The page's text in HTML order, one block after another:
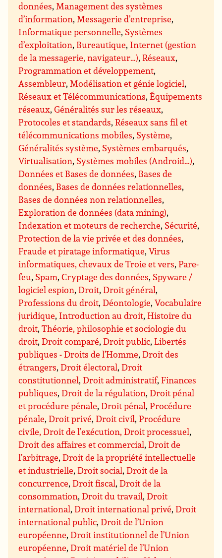
données, Management des systèmes
d’information, Messagerie d’entreprise,
Informatique personnelle, Systèmes
d’exploitation, Bureautique, Internet (gestion
de la messagerie, navigateur…),Réseaux,
Programmation et développement,
Assembleur, Modélisation et génie logiciel,
Réseaux et Télécommunications,Équipements
réseaux,Généralités sur les réseaux,
Protocoles et standards,Réseaux sans fil et
télécommunications mobiles, Système,
Généralités système, Systèmes embarqués,
Virtualisation, Systèmes mobiles (Android…),
Données et Bases de données, Bases de
données, Bases de données relationnelles,
Bases de données non relationnelles,
Exploration de données (data mining),
Indexation et moteurs de recherche, Sécurité,
Protection de la vie privée et des données,
Fraude et piratage informatique,Virus
informatiques, chevaux de Troie et vers,Pare-
feu, Spam,Cryptage des données, Spyware /
logiciel espion,Droit,Droit général,
Professions du droit,Déontologie,Vocabulaire
juridique, Introduction au droit,Histoire du
droit,Théorie, philosophie et sociologie du
droit,Droit comparé,Droit public,Libertés
publiques - Droits de l’Homme,Droit des
étrangers,Droit électoral,Droit
constitutionnel,Droit administratif,Finances
publiques,Droit de la régulation,Droit pénal
et procédure pénale,Droit pénal,Procédure
pénale,Droit privé,Droit civil,Procédure
civile, Droit de l’exécution, Droit processuel,
Droit des affaires et commercial,Droit de
l’arbitrage,Droit de la propriété intellectuelle
et industrielle,Droit social,Droit de la
concurrence,Droit fiscal,Droit de la
consommation,Droit du travail,Droit
international,Droit international privé,Droit
international public,Droit de l’Union
européenne,Droit institutionnel de l’Union
européenne,Droit matériel de l’Union